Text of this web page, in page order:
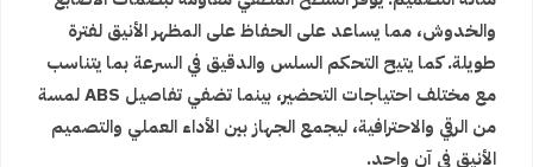
والخدوش، مما يساعد على الحفاظ على المظهر الأنيق لفترة
طويلة. كما يتيح التحكم السلس والدقيق في السرعة بما يتناسب
مع مختلف احتياجات التحضير، بينما تضفي تفاصيل ABS لمسة
من الرقي والاحترافية، ليجمع الجهاز بين الأداء العملي والتصميم
الأنيق في آنٍ واحد.